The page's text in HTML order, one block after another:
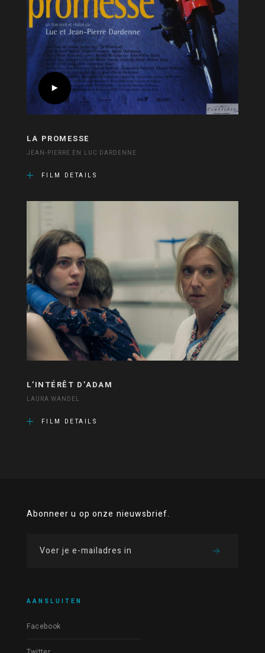
LA PROMESSE
JEAN-PIERRE EN LUC DARDENNE
FILM DETAILS
L’INTÉRÊT D’ADAM
LAURA WANDEL
FILM DETAILS
Abonneer u op onze nieuwsbrief.
AANSLUITEN
Facebook